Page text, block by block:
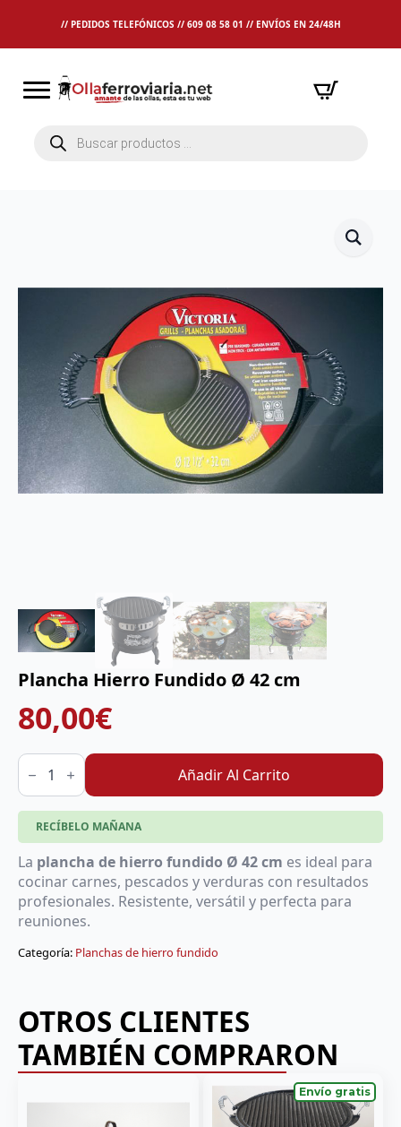
// PEDIDOS TELEFÓNICOS // 609 08 58 01 // ENVÍOS EN 24/48H
Plancha Hierro Fundido Ø 42 cm
80,00€
Plancha
Hierro
Fundido
Ø
42
cm
cantidad
Añadir Al Carrito
RECÍBELO MAÑANA
La plancha de hierro fundido Ø 42 cm es ideal para
cocinar carnes, pescados y verduras con resultados
profesionales. Resistente, versátil y perfecta para
reuniones.
Categoría: Planchas de hierro fundido
OTROS CLIENTES
TAMBIÉN COMPRARON
Envío gratis